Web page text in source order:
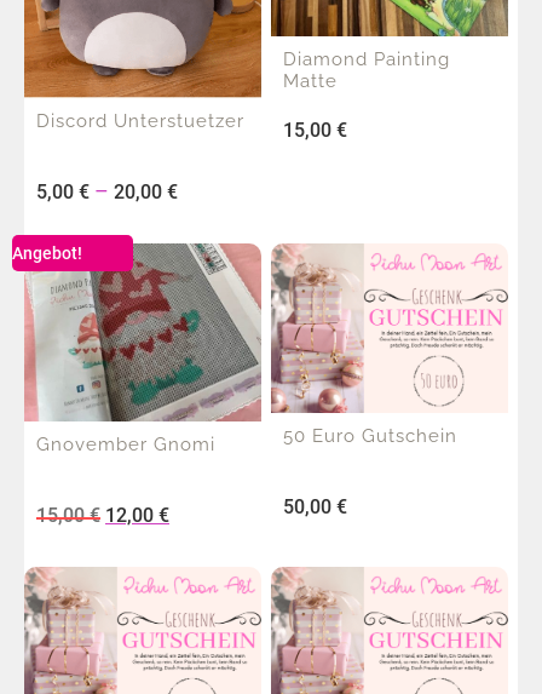
Discord Unterstuetzer
5,00 € – 20,00 €
Diamond Painting
Matte
15,00 €
Angebot!
Gnovember Gnomi
15,00€ 12,00 €
50 Euro Gutschein
50,00 €